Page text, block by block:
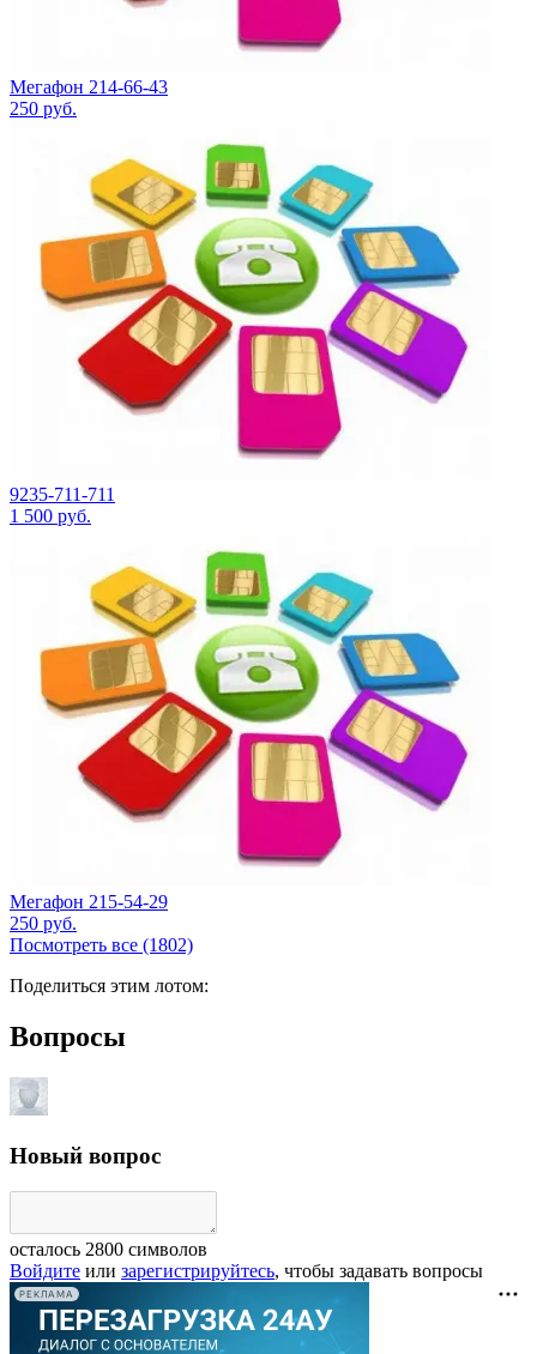
Мегафон 214-66-43
250 руб.
9235-711-711
1 500 руб.
Мегафон 215-54-29
250 руб.
Посмотреть все (1802)
Поделиться этим лотом:
Вопросы
Новый вопрос
осталось 2800 символов
Войдите или зарегистрируйтесь, чтобы задавать вопросы
РЕКЛАМА